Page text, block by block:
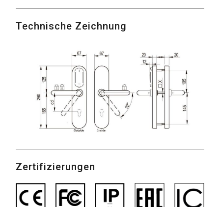
Technische Zeichnung
Zertifizierungen